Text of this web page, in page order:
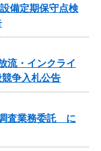
備定期保守点検
・インクライ
争入札公告
査業務委託 に